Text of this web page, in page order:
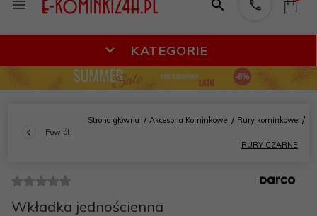
KATEGORIE
Powrót
Strona główna Akcesoria Kominkowe Rury kominkowe
RURY CZARNE
Wkładka jednościenna